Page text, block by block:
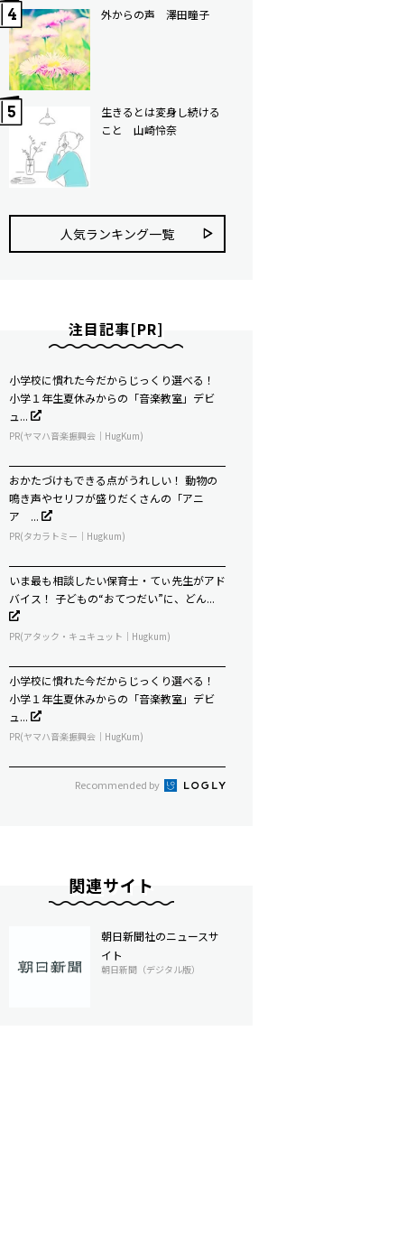
外からの声 澤田瞳子
生きるとは変身し続ける
こと 山崎怜奈
人気ランキング⼀覧
注目記事[PR]
小学校に慣れた今だからじっくり選べる！
小学１年生夏休みからの「音楽教室」デビ
ュ...
PR(ヤマハ音楽振興会｜HugKum)
おかたづけもできる点がうれしい！ 動物の
鳴き声やセリフが盛りだくさんの「アニ
ア ...
PR(タカラトミー｜Hugkum)
いま最も相談したい保育士・てぃ先生がアド
バイス！ 子どもの“おてつだい”に、どん...
PR(アタック・キュキュット｜Hugkum)
小学校に慣れた今だからじっくり選べる！
小学１年生夏休みからの「音楽教室」デビ
ュ...
PR(ヤマハ音楽振興会｜HugKum)
Recommended by
関連サイト
朝日新聞社のニュースサ
イト
朝日新聞（デジタル版）